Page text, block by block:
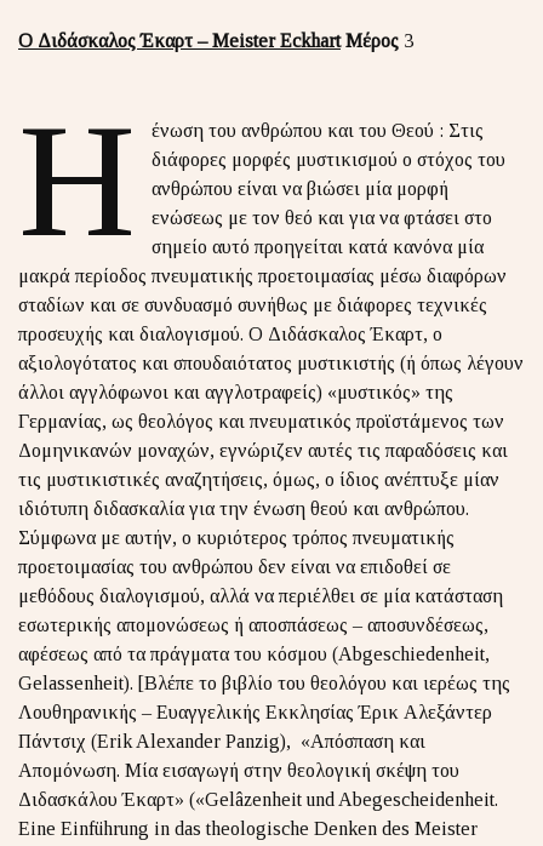
Ο Διδάσκαλος Έκαρτ – Meister Eckhart Μέρος 3
Η
ένωση του ανθρώπου και του Θεού : Στις
διάφορες μορφές μυστικισμού ο στόχος του
ανθρώπου είναι να βιώσει μία μορφή
ενώσεως με τον θεό και για να φτάσει στο
σημείο αυτό προηγείται κατά κανόνα μία
μακρά περίοδος πνευματικής προετοιμασίας μέσω διαφόρων
σταδίων και σε συνδυασμό συνήθως με διάφορες τεχνικές
προσευχής και διαλογισμού. Ο Διδάσκαλος Έκαρτ, ο
αξιολογότατος και σπουδαιότατος μυστικιστής (ή όπως λέγουν
άλλοι αγγλόφωνοι και αγγλοτραφείς) «μυστικός» της
Γερμανίας, ως θεολόγος και πνευματικός προϊστάμενος των
Δομηνικανών μοναχών, εγνώριζεν αυτές τις παραδόσεις και
τις μυστικιστικές αναζητήσεις, όμως, ο ίδιος ανέπτυξε μίαν
ιδιότυπη διδασκαλία για την ένωση θεού και ανθρώπου.
Σύμφωνα με αυτήν, ο κυριότερος τρόπος πνευματικής
προετοιμασίας του ανθρώπου δεν είναι να επιδοθεί σε
μεθόδους διαλογισμού, αλλά να περιέλθει σε μία κατάσταση
εσωτερικής απομονώσεως ή αποσπάσεως – αποσυνδέσεως,
αφέσεως από τα πράγματα του κόσμου (Abgeschiedenheit,
Gelassenheit). [Βλέπε το βιβλίο του θεολόγου και ιερέως της
Λουθηρανικής – Ευαγγελικής Εκκλησίας Έρικ Αλεξάντερ
Πάντσιχ (Erik Alexander Panzig), «Απόσπαση και
Απομόνωση. Μία εισαγωγή στην θεολογική σκέψη του
Διδασκάλου Έκαρτ» («Gelâzenheit und Abegescheidenheit.
Eine Einführung in das theologische Denken des Meister